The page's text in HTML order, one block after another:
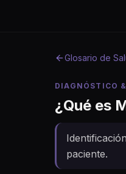
Glosario de
DIAGNÓSTICO
¿Qué es
paciente.